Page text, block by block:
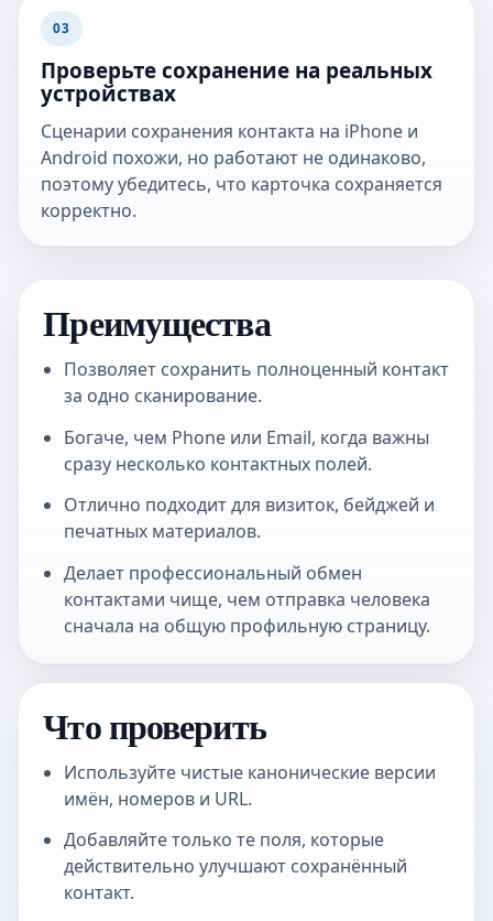
03
Проверьте сохранение на реальных
устройствах
Сценарии сохранения контакта на iPhone и
Android похожи, но работают не одинаково,
поэтому убедитесь, что карточка сохраняется
корректно.
Преимущества
Позволяет сохранить полноценный контакт
за одно сканирование.
Богаче, чем Phone или Email, когда важны
сразу несколько контактных полей.
Отлично подходит для визиток, бейджей и
печатных материалов.
Делает профессиональный обмен
контактами чище, чем отправка человека
сначала на общую профильную страницу.
Что проверить
Используйте чистые канонические версии
имён, номеров и URL.
Добавляйте только те поля, которые
действительно улучшают сохранённый
контакт.